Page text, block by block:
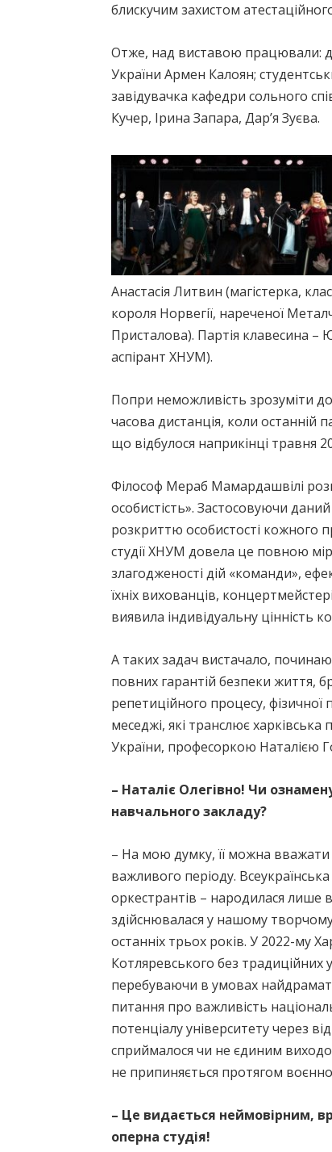
блискучим захистом
Отже, над виставою працювали:
України Армен Калоян;
завідувачка кафедри сольного
Кучер, Ірина Запара, Дар’я Зуєва.
Анастасія Литвин (магістерка,
короля Норвегії, нареченої
Присталова). Партія клавесина –
аспірант ХНУМ).
Попри неможливість зрозуміти до
часова дистанція, коли останній
що відбулося наприкінці травня
Філософ Мераб Мамардашвілі
особистість». Застосовуючи
розкриттю особистості кожного
студії ХНУМ довела це повною
злагодженості дій «команди»,
їхніх вихованців,
виявила індивідуальну цінність
А таких задач вистачало,
повних гарантій безпеки життя,
репетиційного процесу, фізичної
меседжі, які транслює
України, професоркою Наталією
– Наталіє Олегівно! Чи
навчального закладу?
– На мою думку, її можна
важливого періоду.
оркестрантів – народилася лише
здійснювалася у нашому
останніх трьох років. У 2022-му
Котляревського без традиційних
перебуваючи в умовах
питання про важливість
потенціалу університету через
сприймалося чи не єдиним
не припиняється протягом
– Це видається неймовірним,
оперна студія!